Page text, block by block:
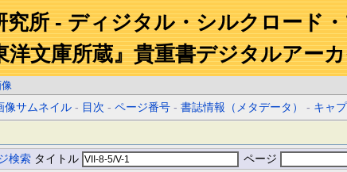
究所 - ディジタル・シルクロード
洋文庫所蔵』貴重書デジタルアー
像サムネイル - 目次 -ページ番号 -書誌情報（メタデータ） - キャ
検索 タイトル ページ